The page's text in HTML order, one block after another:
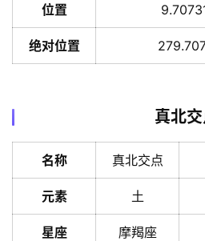
位置
绝对位置
真北
名称 真北交点
元素 土
星座 摩羯座